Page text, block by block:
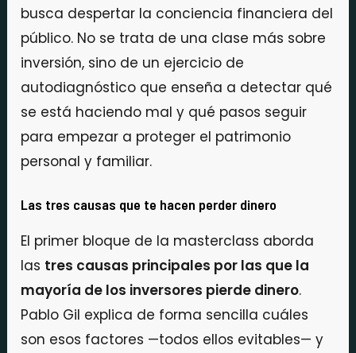
busca despertar la conciencia financiera del
público. No se trata de una clase más sobre
inversión, sino de un ejercicio de
autodiagnóstico que enseña a detectar qué
se está haciendo mal y qué pasos seguir
para empezar a proteger el patrimonio
personal y familiar.
Las tres causas que te hacen perder dinero
El primer bloque de la masterclass aborda
las tres causas principales por las que la
mayoría de los inversores pierde dinero.
Pablo Gil explica de forma sencilla cuáles
son esos factores —todos ellos evitables— y